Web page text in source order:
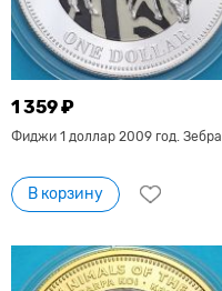
1 359 ₽
Фиджи 1 доллар 2009 год. Зебра
В корзину